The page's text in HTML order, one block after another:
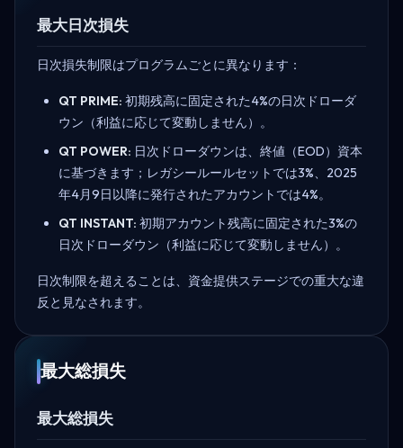
最大日次損失
日次損失制限はプログラムごとに異なります：
QT PRIME: 初期残高に固定された4%の日次ドローダ
ウン（利益に応じて変動しません）。
QT POWER: 日次ドローダウンは、終値（EOD）資本
に基づきます；レガシールールセットでは3%、2025
年4月9日以降に発行されたアカウントでは4%。
QT INSTANT: 初期アカウント残高に固定された3%の
日次ドローダウン（利益に応じて変動しません）。
日次制限を超えることは、資金提供ステージでの重大な違
反と見なされます。
最大総損失
最大総損失